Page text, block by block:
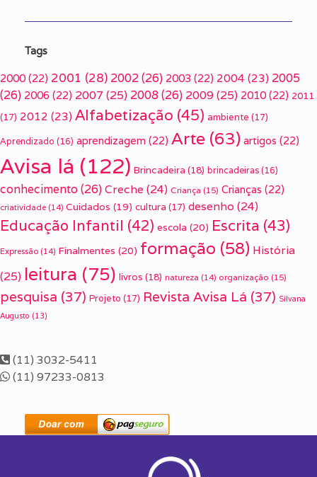
Tags
2000 (22) 2001 (28) 2002(26) 2003 (22) 2004 (23) 2005
(26) 2006 (22) 2007 (25) 2008(26) 2009(25) 2010 (22) 2011
(17) 2012 (23) Alfabetização (45) ambiente (17)
Aprendizado (16) aprendizagem (22) Arte (63) artigos (22)
Avisa lá (122) Brincadeira (18) brincadeiras (16)
conhecimento(26) Creche (24) Criança (15) Crianças (22)
criatividade (14) Cuidados (19) cultura (17) desenho (24)
Educação Infantil (42) escola (20) Escrita (43)
Expressão (14) Finalmentes (20) formação (58) História
(25) leitura (75) livros (18) natureza (14) organização (15)
pesquisa (37) Projeto (17) Revista Avisa Lá (37) Silvana
Augusto (13)
(11) 3032-5411
(11) 97233-0813